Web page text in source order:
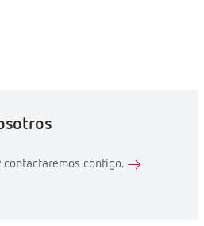
contactaremos contigo.